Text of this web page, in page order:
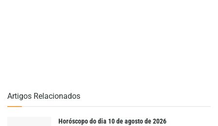
Artigos Relacionados
Horóscopo do dia 10 de agosto de 2026